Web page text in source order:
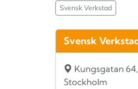
Svensk Verkstad
Svensk
Kungsgatan
Stockholm